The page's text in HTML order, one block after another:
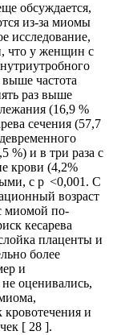
обсуждается,
из-за миомы
исследование,
что у женщин с
частота
раз выше
(16,9 %
сечения (57,7
%) и в три раза с
крови (4,2%
с p <0,001. С
возраст
миомой по-
кесарева
плаценты и
более
и
оценивались,
и
[ 28 ].